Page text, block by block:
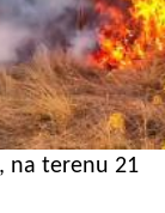
na terenu 21